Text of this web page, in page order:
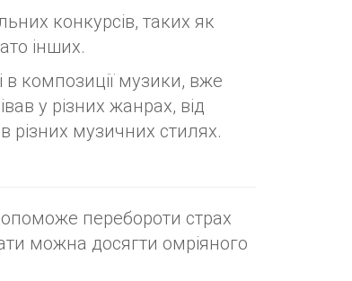
конкурсів, таких як
інших.
композиції музики, вже
у різних жанрах, від
різних музичних стилях.
перебороти страх
можна досягти омріяного